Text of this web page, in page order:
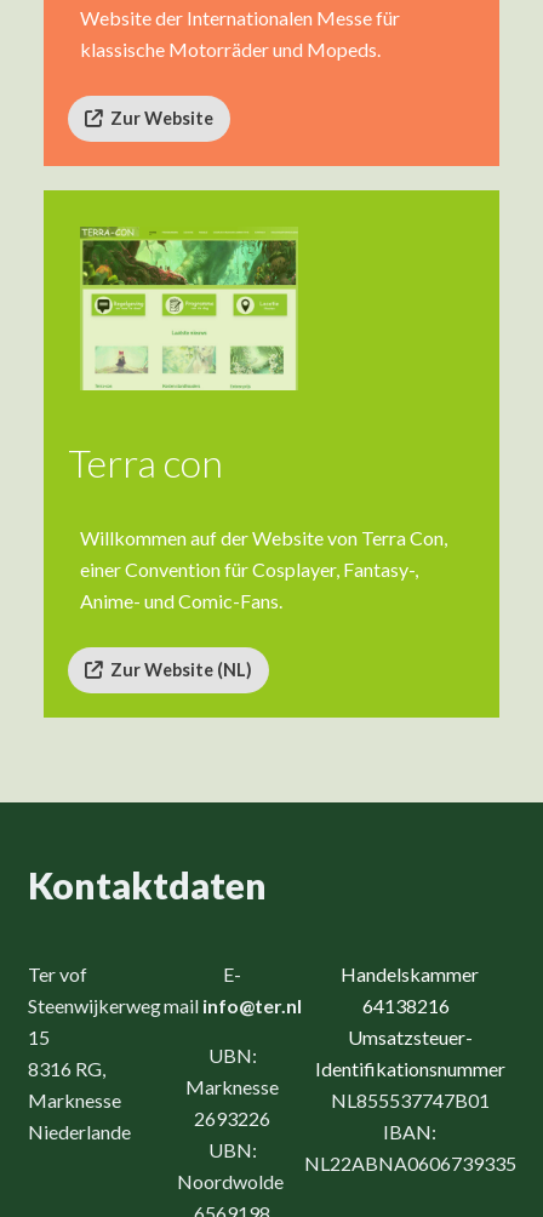
Website der Internationalen Messe für
klassische Motorräder und Mopeds.
Zur Website
Terra con
Willkommen auf der Website von Terra Con,
einer Convention für Cosplayer, Fantasy-,
Anime- und Comic-Fans.
Zur Website (NL)
Kontaktdaten
Ter vof
Steenwijkerweg
15
8316 RG,
Marknesse
Niederlande
E-
mail info@ter.nl
UBN:
Marknesse
2693226
UBN:
Noordwolde
Handelskammer
64138216
Umsatzsteuer-
Identifikationsnummer
NL855537747B01
IBAN:
NL22ABNA0606739335